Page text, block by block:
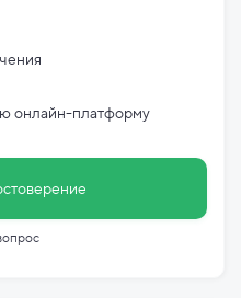
онлайн-платформу